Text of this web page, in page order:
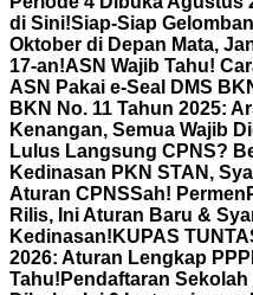
di Sini!Siap-Siap
Oktober di Depan Mata,
17-an!ASN Wajib Tahu!
ASN Pakai e-Seal DMS
BKN No. 11 Tahun 2025:
Kenangan, Semua Wajib
Lulus Langsung CPNS?
Kedinasan PKN STAN,
Aturan CPNSSah!
Rilis, Ini Aturan Baru &
Kedinasan! KUPAS
2026: Aturan Lengkap
Tahu! Pendaftaran